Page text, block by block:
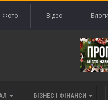
Фото Відео Блоги
БІЗНЕС І ФІНАНСИ